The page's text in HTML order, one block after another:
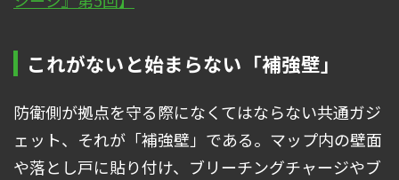
これがないと始まらない「補強壁」
防衛側が拠点を守る際になくてはならない共通ガジ
ェット、それが「補強壁」である。マップ内の壁面
や落とし戸に貼り付け、ブリーチングチャージやブ